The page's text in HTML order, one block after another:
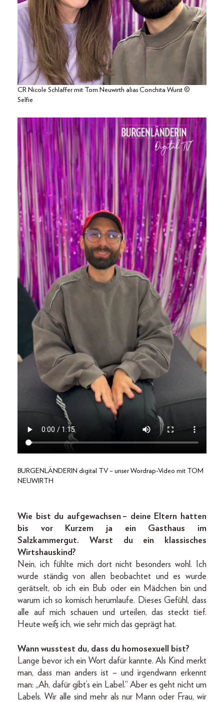
CR Nicole Schlaffer mit Tom Neuwirth alias Conchita Wurst ©
Selfie
BURGENLÄNDERIN digital TV – unser Wordrap-Video mit TOM
NEUWIRTH
Wie bist du aufgewachsen – deine Eltern hatten
bis vor Kurzem ja ein Gasthaus im
Salzkammergut. Warst du ein klassisches
Wirtshauskind?
Nein, ich fühlte mich dort nicht besonders wohl. Ich
wurde ständig von allen beobachtet und es wurde
gerätselt, ob ich ein Bub oder ein Mädchen bin und
warum ich so komisch herumlaufe. Dieses Gefühl, dass
alle auf mich schauen und urteilen, das steckt tief.
Heute weiß ich, wie sehr mich das geprägt hat.
Wann wusstest du, dass du homosexuell bist?
Lange bevor ich ein Wort dafür kannte. Als Kind merkt
man, dass man anders ist – und irgendwann erkennt
man: „Ah, dafür gibt’s ein Label.“ Aber es geht nicht um
Labels. Wir alle sind mehr als nur Mann oder Frau, wir